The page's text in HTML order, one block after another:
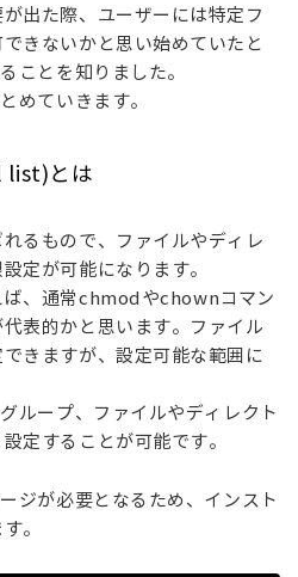
出た際、ユーザーには特定フ
きないかと思い始めていたと
ことを知りました。
めていきます。
list)とは
るもので、ファイルやディレ
定が可能になります。
ば、通常chmodやchownコマン
表的かと思います。ファイル
きますが、設定可能な範囲に
ループ、ファイルやディレクト
定することが可能です。
ジが必要となるため、インスト
。